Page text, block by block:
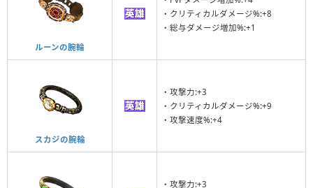
ルーンの腕輪
・クリティカルダメージ%:+8
・総与ダメージ増加%:+1
スカジの腕輪
・攻撃力:+3
・クリティカルダメージ%:+9
・攻撃速度%:+4
・攻撃力:+3